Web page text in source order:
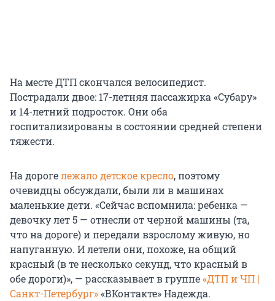
На месте ДТП скончался велосипедист.
Пострадали двое: 17-летняя пассажирка «Субару»
и 14-летний подросток. Они оба
госпитализированы в состоянии средней степени
тяжести.
На дорогележало детское кресло, поэтому
очевидцы обсуждали, были ли в машинах
маленькие дети. «Сейчас вспомнила: ребенка —
девочку лет 5 — отнесли от черной машины (та,
что на дороге) и передали взрослому живую, но
напуганную. И летели они, похоже, на общий
красный (в те несколько секунд, что красный в
обе дороги)», — рассказывает в группе«ДТП и ЧП |
Санкт-Петербург»«ВКонтакте» Надежда.